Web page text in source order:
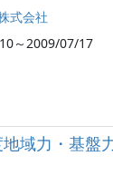
式会社
～2009/07/17
域力・基盤